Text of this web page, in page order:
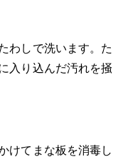
わしで洗います。た
入り込んだ汚れを掻
けてまな板を消毒し